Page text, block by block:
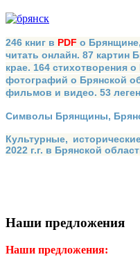
246 книг в PDF о
читать онлайн. 87 картин
крае. 164 стихотворения
фотографий о Брянской
фильмов и видео. 53
Символы Брянщины,
Культурные,
2022 г.г. в Брянской
Наши предложения
Наши предложения: